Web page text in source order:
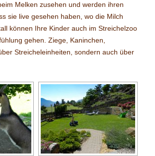
Melken zusehen und werden ihren
sie live gesehen haben, wo die Milch
können Ihre Kinder auch im Streichelzoo
gehen. Ziege, Kaninchen,
Streicheleinheiten, sondern auch über